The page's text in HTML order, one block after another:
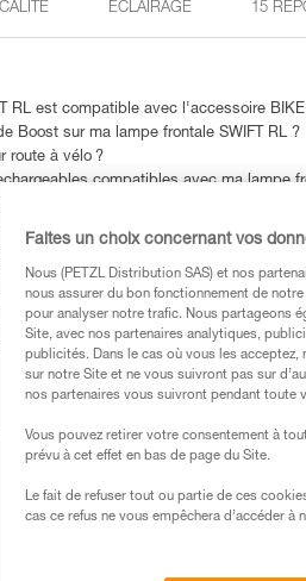
ÉCLAIRAGE 15
RL est compatible avec l'accessoire BIKE
Boost sur ma lampe frontale SWIFT RL ?
route à vélo ?
compatibles avec ma lampe
bandeau ?
HELMET ADAPT
lampe frontale sur mon vélo ?
et l'âge de ma lampe frontale Petzl ?
une lampe frontale ?
le brouillard ?
in United States and Canada ?
Faites un choix concernant vos
Nous (PETZL Distribution SAS) et nos
nous assurer du bon fonctionnement de
pour analyser notre trafic. Nous partageons
Site, avec nos partenaires analytiques,
publicités. Dans le cas où vous les
sur notre Site et ne vous suivront pas sur
nos partenaires vous suivront pendant toute
Vous pouvez retirer votre consentement à
prévu à cet effet en bas de page du Site.
Le fait de refuser tout ou partie de ces
cas ce refus ne vous empêchera d’accéder à